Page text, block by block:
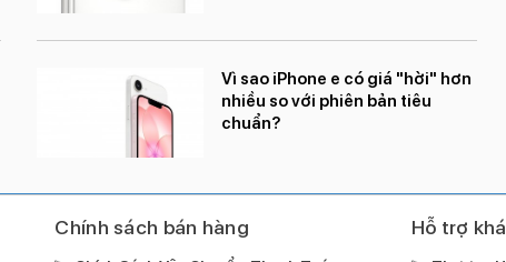
Vì sao iPhone e có giá "hời" hơn
nhiều so với phiên bản tiêu
chuẩn?
Chính sách bán hàng Hỗ trợ